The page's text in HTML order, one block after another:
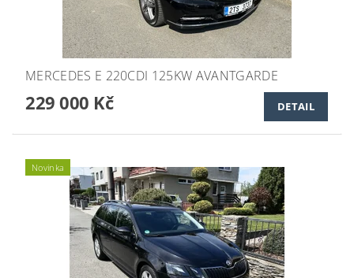
MERCEDES E 220CDI 125KW AVANTGARDE
229 000 Kč DETAIL
Novinka